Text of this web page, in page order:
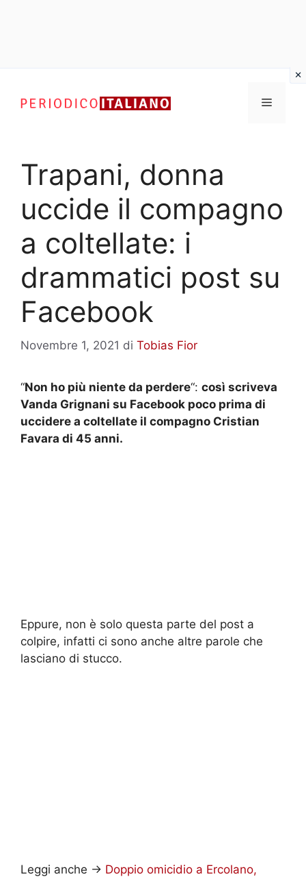
contenuto
Menu
Trapani, donna
uccide il compagno
a coltellate: i
drammatici post su
Facebook
Novembre 1, 2021 di Tobias Fior
“Non ho più niente da perdere“: così scriveva
Vanda Grignani su Facebook poco prima di
uccidere a coltellate il compagno Cristian
Favara di 45 anni.
Eppure, non è solo questa parte del post a
colpire, infatti ci sono anche altre parole che
lasciano di stucco.
Leggi anche -> Doppio omicidio a Ercolano,